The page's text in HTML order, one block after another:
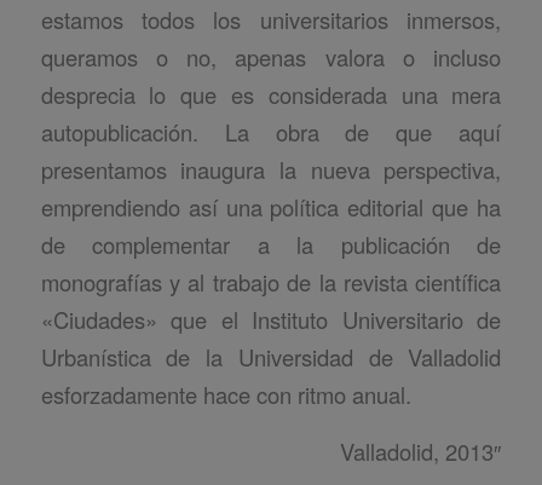
estamos todos los universitarios inmersos,
queramos o no, apenas valora o incluso
desprecia lo que es considerada una mera
autopublicación. La obra de que aquí
presentamos inaugura la nueva perspectiva,
emprendiendo así una política editorial que ha
de complementar a la publicación de
monografías y al trabajo de la revista científica
«Ciudades» que el Instituto Universitario de
Urbanística de la Universidad de Valladolid
esforzadamente hace con ritmo anual.
Valladolid, 2013″